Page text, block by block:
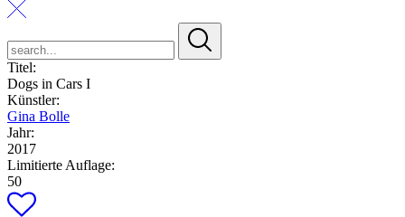
Titel:
Dogs in Cars I
Künstler:
Gina Bolle
Jahr:
2017
Limitierte Auflage:
50